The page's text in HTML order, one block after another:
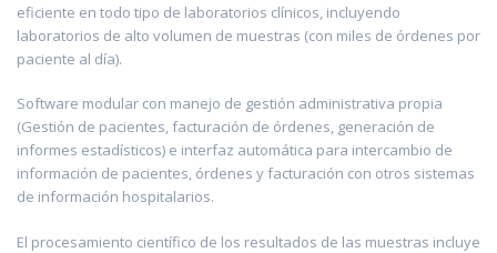
eficiente en todo tipo de laboratorios clínicos, incluyendo
laboratorios de alto volumen de muestras (con miles de órdenes por
paciente al día).
Software modular con manejo de gestión administrativa propia
(Gestión de pacientes, facturación de órdenes, generación de
informes estadísticos) e interfaz automática para intercambio de
información de pacientes, órdenes y facturación con otros sistemas
de información hospitalarios.
El procesamiento científico de los resultados de las muestras incluye